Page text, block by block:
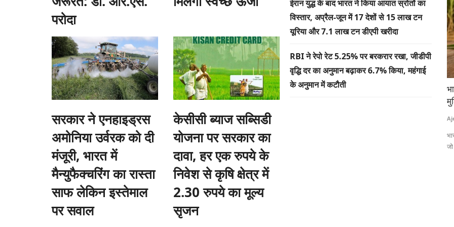
परोदा
सरकार ने एनहाइड्रस
अमोनिया उर्वरक को दी
मंजूरी, भारत में
मैन्युफैक्चरिंग का रास्ता
साफ लेकिन इस्तेमाल
पर सवाल
केसीसी ब्याज सब्सिडी
योजना पर सरकार का
दावा, हर एक रुपये के
निवेश से कृषि क्षेत्र में
2.30 रुपये का मूल्य
सृजन
ईरान युद्ध के बाद भारत ने किया आयात स्रोतों का
विस्तार, अप्रैल-जून में 17 देशों से 15 लाख टन
यूरिया और 7.1 लाख टन डीएपी खरीदा
RBI ने रेपो रेट 5.25% पर बरकरार रखा, जीडीपी
वृद्धि दर का अनुमान बढ़ाकर 6.7% किया, महंगाई
के अनुमान में कटौती
ने उन्नत फसल सुरक्षा
में नई फसल सुरक्षा फॉर्मूलेशन
ICRISAT को जीन एडिटिंग तकनीक के उपयोग का लाइसेंस
मिला, एशिया और अफ्रीका के छोटे किसानों को मिलेगा लाभ
Team RuralVoice Aug 4, 2026
अंतरराष्ट्रीय अर्ध-शुष्क उष्णकटिबंधीय फसल अनुसंधान संस्थान (ICRISAT) ने
CRISPR-Cas9...
भारत का चीनी उत्पादन 280 लाख टन तक पहुंचना भी
मुश्किल, यूपी में करीब 2.75 लाख टन की गिरावट
Ajeet Singh
भारत में वर्ष 2025–26 के दौरान चीनी उत्पादन 275.28 लाख टन तक पहुंचा है,